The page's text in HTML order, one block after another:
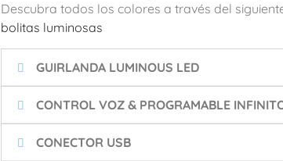
Descubra todos los colores a través del
bolitas luminosas
GUIRLANDA LUMINOUS LED
CONTROL VOZ & PROGRAMABLE
CONECTOR USB